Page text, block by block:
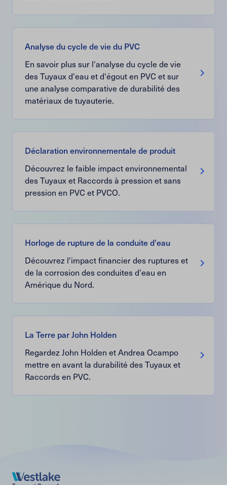
Analyse du cycle de vie du PVC
En savoir plus sur l'analyse du cycle de vie
des Tuyaux d'eau et d'égout en PVC et sur
une analyse comparative de durabilité des
matériaux de tuyauterie.
Déclaration environnementale de produit
Découvrez le faible impact environnemental
des Tuyaux et Raccords à pression et sans
pression en PVC et PVCO.
Horloge de rupture de la conduite d'eau
Découvrez l'impact financier des ruptures et
de la corrosion des conduites d'eau en
Amérique du Nord.
La Terre par John Holden
Regardez John Holden et Andrea Ocampo
mettre en avant la durabilité des Tuyaux et
Raccords en PVC.